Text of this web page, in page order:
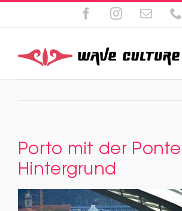
FacebookInstagram
E-
Mail
Porto mit der Ponte
Hintergrund